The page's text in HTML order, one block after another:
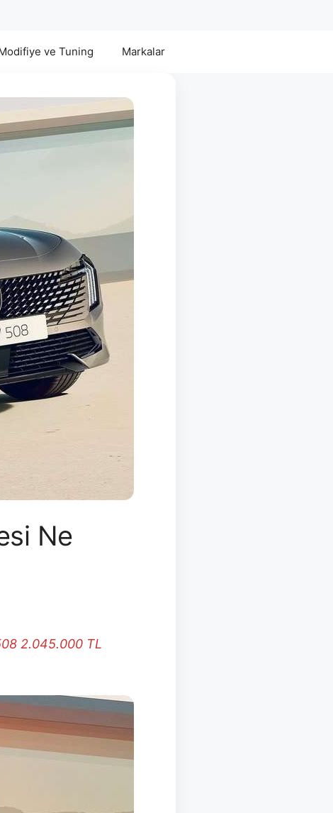
ve Tuning Markalar
Ne
2.045.000 TL